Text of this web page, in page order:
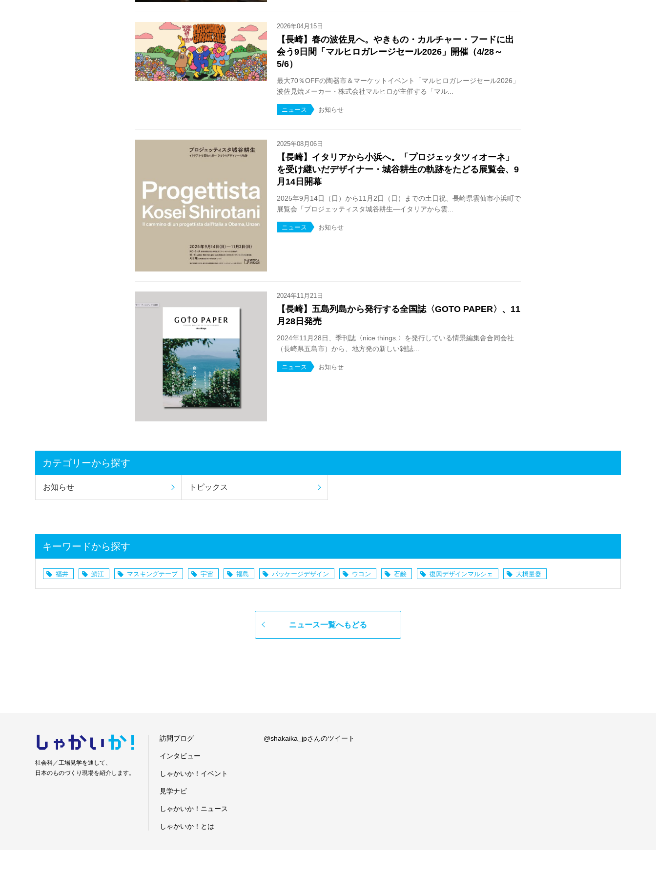
2026年04月15日
【長崎】春の波佐見へ。やきもの・カルチャー・フードに出
会う9日間「マルヒロガレージセール2026」開催（4/28～
5/6）
最大70％OFFの陶器市＆マーケットイベント「マルヒロガレージセール2026」
波佐見焼メーカー・株式会社マルヒロが主催する「マル...
ニュース お知らせ
2025年08月06日
【長崎】イタリアから小浜へ。「プロジェッタツィオーネ」
を受け継いだデザイナー・城谷耕生の軌跡をたどる展覧会、9
月14日開幕
2025年9月14日（日）から11月2日（日）までの土日祝、長崎県雲仙市小浜町で
展覧会「プロジェッティスタ城谷耕生—イタリアから雲...
ニュース お知らせ
2024年11月21日
【長崎】五島列島から発行する全国誌〈GOTO PAPER〉、11
月28日発売
2024年11月28日、季刊誌〈nice things.〉を発行している情景編集舎合同会社
（長崎県五島市）から、地方発の新しい雑誌...
ニュース お知らせ
カテゴリーから探す
お知らせ トピックス
キーワードから探す
福井 鯖江 マスキングテープ 宇宙 福島 パッケージデザイン ウコン 石鹸 復興デザインマルシェ 大橋量器
ニュース一覧へもどる
しゃかい か！
社会科／工場見学を通して、
日本のものづくり現場を紹介します。
訪問ブログ
インタビュー
しゃかいか！イベント
見学ナビ
しゃかいか！ニュース
しゃかいか！とは
@shakaika_jpさんのツイート